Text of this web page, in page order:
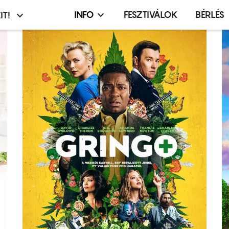
Infó,
esemény,
terembérlés
menü
INFO FESZTIVÁLOK BÉRLÉS